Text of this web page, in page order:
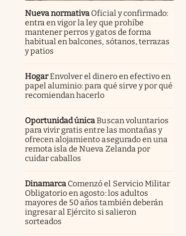
Nueva normativa Oficial y confirmado:
entra en vigor la ley que prohíbe
mantener perros y gatos de forma
habitual en balcones, sótanos, terrazas
y patios
HogarEnvolver el dinero en efectivo en
papel aluminio: para qué sirve y por qué
recomiendan hacerlo
Oportunidad únicaBuscan voluntarios
para vivir gratis entre las montañas y
ofrecen alojamiento asegurado en una
remota isla de Nueva Zelanda por
cuidar caballos
Dinamarca Comenzó el Servicio Militar
Obligatorio en agosto: los adultos
mayores de 50 años también deberán
ingresar al Ejército si salieron
sorteados